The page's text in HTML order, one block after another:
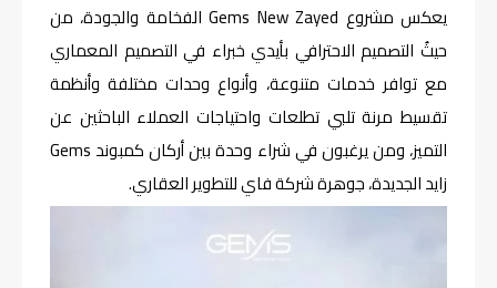
يعكس مشروع Gems New Zayed الفخامة والجودة، من
حيثُ التصميم الاحترافي بأيدي خبراء في التصميم المعماري
مع توافر خدمات متنوعة، وأنواع وحدات مختلفة وأنظمة
تقسيط مرنة تلبي تطلعات واحتياجات العملاء الباحثين عن
التميز، ومن يرغبون في شراء وحدة بين أركان كمبوند Gems
زايد الجديدة، جوهرة شركة فاي للتطوير العقاري.